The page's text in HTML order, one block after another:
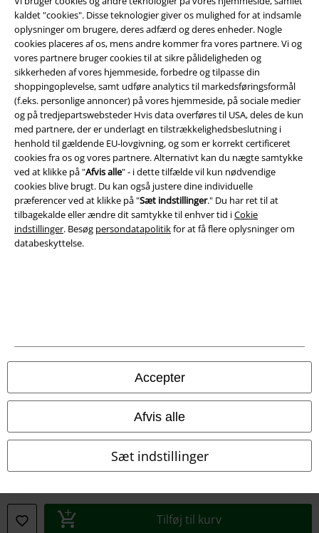
kaldet "cookies". Disse teknologier giver os mulighed for at indsamle
oplysninger om brugere, deres adfærd og deres enheder. Nogle
cookies placeres af os, mens andre kommer fra vores partnere. Vi og
vores partnere bruger cookies til at sikre pålideligheden og
sikkerheden af ​​vores hjemmeside, forbedre og tilpasse din
shoppingoplevelse, samt udføre analytics til markedsføringsformål
(f.eks. personlige annoncer) på vores hjemmeside, på sociale medier
og på tredjepartswebsteder Hvis data overføres til USA, deles de kun
med partnere, der er underlagt en tilstrækkelighedsbeslutning i
henhold til gældende EU-lovgivning, og som er korrekt certificeret
cookies fra os og vores partnere. Alternativt kan du nægte samtykke
ved at klikke på "Afvis alle" - i dette tilfælde vil kun nødvendige
cookies blive brugt. Du kan også justere dine individuelle
præferencer ved at klikke på "Sæt indstillinger." Du har ret til at
tilbagekalde eller ændre dit samtykke til enhver tid iCokie
indstillinger. Besøg persondatapolitikfor at få flere oplysninger om
databeskyttelse.
Accepter
Afvis alle
Sæt indstillinger
Tilføj til kurv
EMP app
Download den nye EMP app gratis og få glæde af alle forbedringerne
og fordelene!
A Warner Music Group Company
Salgs-, medlems- & leveringsbetingelser
Om EMP Danmark
Persondatapolitik
Bortskaffelse af affald og miljøbeskyttelse
Overensstemmelseserklæring
Oplysninger om tilgængelighed